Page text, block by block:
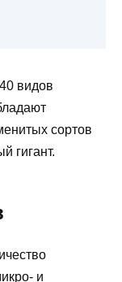
видов
сортов
гигант.
и